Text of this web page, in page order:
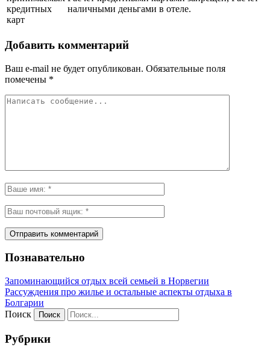
кредитных
карт
наличными деньгами в отеле.
Добавить комментарий
Ваш e-mail не будет опубликован. Обязательные поля
помечены *
Познавательно
Запоминающийся отдых всей семьей в Норвегии
Рассуждения про жилье и остальные аспекты отдыха в
Болгарии
Поиск
Рубрики